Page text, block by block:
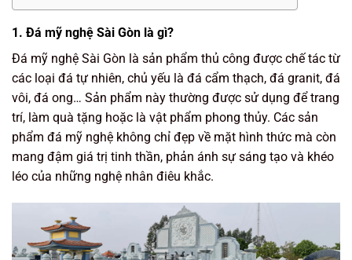
1. Đá mỹ nghệ Sài Gòn là gì?
Đá mỹ nghệ Sài Gòn là sản phẩm thủ công được chế tác từ
các loại đá tự nhiên, chủ yếu là đá cẩm thạch, đá granit, đá
vôi, đá ong… Sản phẩm này thường được sử dụng để trang
trí, làm quà tặng hoặc là vật phẩm phong thủy. Các sản
phẩm đá mỹ nghệ không chỉ đẹp về mặt hình thức mà còn
mang đậm giá trị tinh thần, phản ánh sự sáng tạo và khéo
léo của những nghệ nhân điêu khắc.